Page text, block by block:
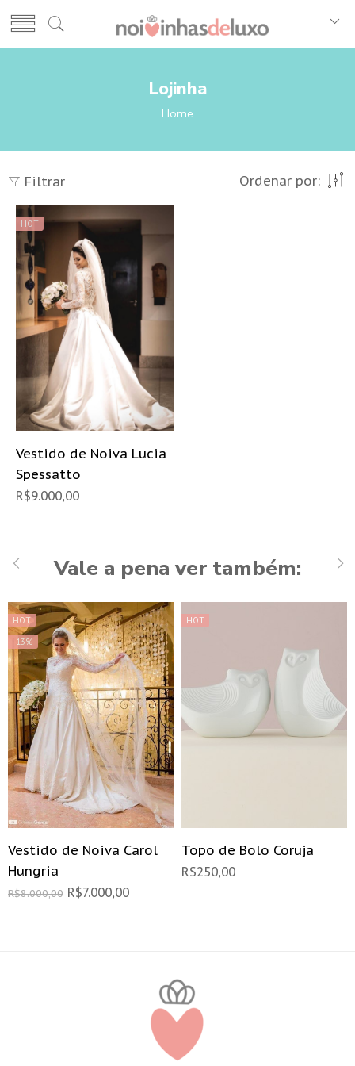
Lojinha
Home
Filtrar Ordenar por:
HOT
Vestido de Noiva Lucia
Spessatto
R$9.000,00
Vale a pena ver também:
HOT
-13%
Vestido de Noiva Carol
Hungria
R$8.000,00 R$7.000,00
HOT
Topo de Bolo Coruja
R$250,00